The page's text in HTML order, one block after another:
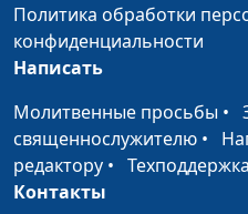
твоим сердцем
(третья часть)
Политика обработки
конфиденциальности
Написать
Молитвенные просьбы •
священнослужителю •
редактору • Техподдержка
Контакты